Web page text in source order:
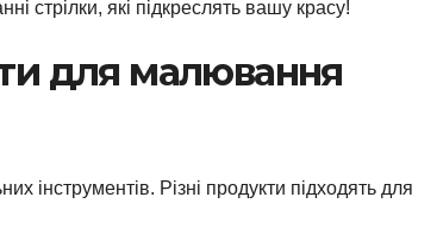
стрілки, які підкреслять вашу красу!
для малювання
інструментів. Різні продукти підходять для